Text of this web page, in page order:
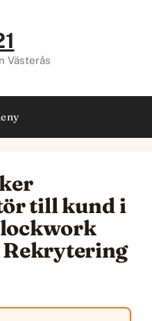
Västerås
till kund i
Rekrytering